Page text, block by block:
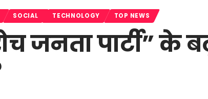
SOCIAL TECHNOLOGY TOP NEWS
जनता पार्टी” के